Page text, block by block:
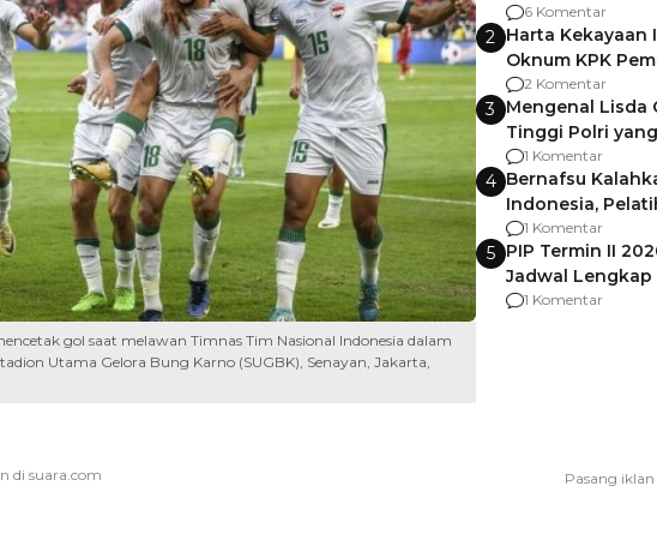
gol saat melawan Timnas Tim Nasional Indonesia dalam
Utama Gelora Bung Karno (SUGBK), Senayan, Jakarta,
Gagalnya
6 Komentar
2 Harta Kekayaan
Oknum KPK
Pemalang
2 Komentar
3 Mengenal Lisda
Tinggi Polri
Usai Jadi Brigjen
1 Komentar
4 Bernafsu
Indonesia,
Berencana
1 Komentar
5 PIP Termin II
Jadwal Lengkap
agar Dana Tidak
1 Komentar